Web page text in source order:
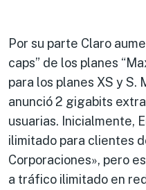
Por su parte Claro
caps” de los planes
para los planes XS y S.
anunció 2 gigabits
usuarias. Inicialmente,
ilimitado para clientes
Corporaciones», pero
a tráfico ilimitado en